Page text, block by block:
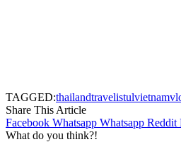
TAGGED:thailandtravelistulvietnam
Share This Article
Facebook Whatsapp Whatsapp Reddit
What do you think?!